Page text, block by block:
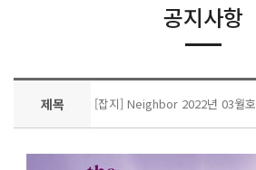
공지사항
제목 [잡지] Neighbor 2022년 03월호